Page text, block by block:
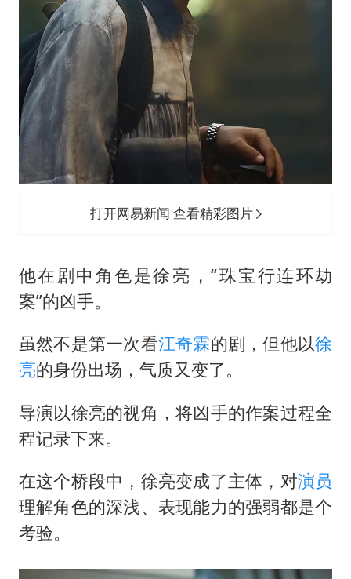
打开网易新闻 查看精彩图片
他在剧中角色是徐亮，“珠宝行连环劫
案”的凶手。
虽然不是第一次看江奇霖的剧，但他以徐
亮的身份出场，气质又变了。
导演以徐亮的视角，将凶手的作案过程全
程记录下来。
在这个桥段中，徐亮变成了主体，对演员
理解角色的深浅、表现能力的强弱都是个
考验。